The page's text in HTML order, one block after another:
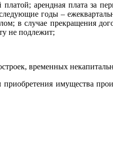
арендная плата за
годы –
в случае прекращения
не подлежит;
временных
имущества